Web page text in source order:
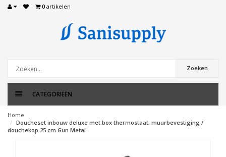
0 artikelen
Zoeken
CATEGORIEËN
Home
Doucheset inbouw deluxe met box thermostaat, muurbevestiging /
douchekop 25 cm Gun Metal